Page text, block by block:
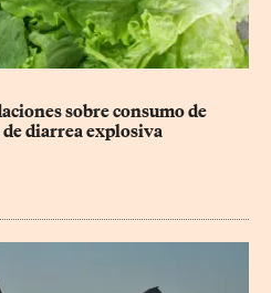
sobre consumo de
de diarrea explosiva